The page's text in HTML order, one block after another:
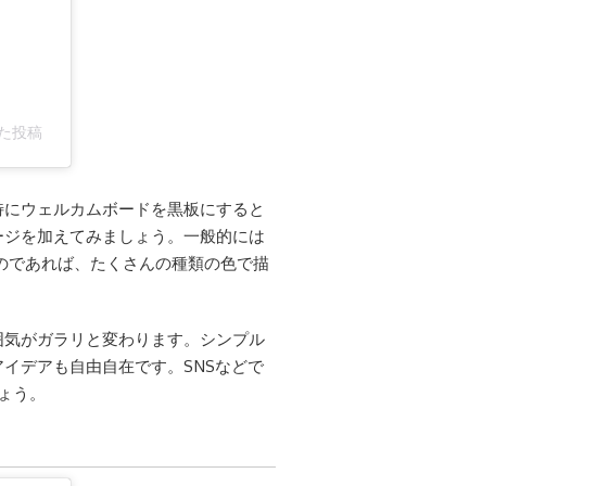
投稿
ウェルカムボードを黒板にすると
を加えてみましょう。一般的には
あれば、たくさんの種類の色で描
がガラリと変わります。シンプル
デアも自由自在です。SNSなどで
。